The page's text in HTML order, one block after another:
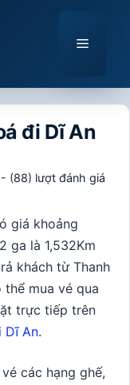
Menu
đi Dĩ An
(88) lượt đánh giá
giá khoảng
ga là 1,532Km
khách từ Thanh
mua vé qua
trực tiếp trên
Dĩ An.
các hạng ghế,